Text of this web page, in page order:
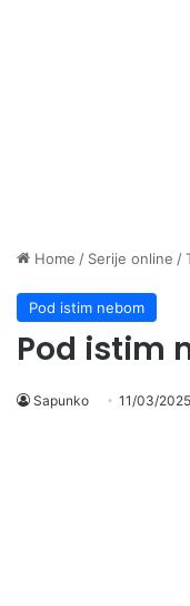
Home / Serije online /
Pod istim nebom
Pod istim
Sapunko 11/03/2025